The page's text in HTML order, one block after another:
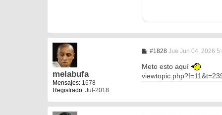
melabufa
Mensajes: 1678
Registrado: Jul-2018
#1828M
n
s
a
Jue Jun 04, 2026
Meto esto aquí